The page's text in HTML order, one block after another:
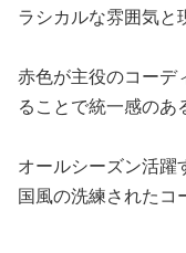
ラシカルな雰囲気と
赤色が主役のコーデ
ることで統一感のあ
オールシーズン活躍
国風の洗練されたコ